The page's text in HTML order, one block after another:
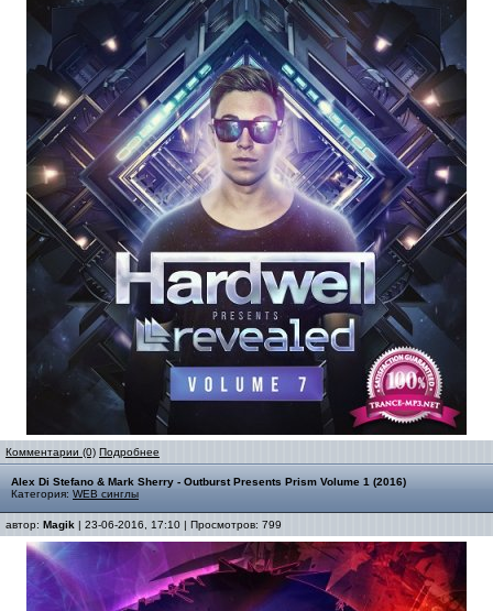
Комментарии (0) Подробнее
Alex Di Stefano & Mark Sherry - Outburst Presents Prism Volume 1 (2016)
Категория: WEB синглы
автор: Magik | 23-06-2016, 17:10 | Просмотров: 799